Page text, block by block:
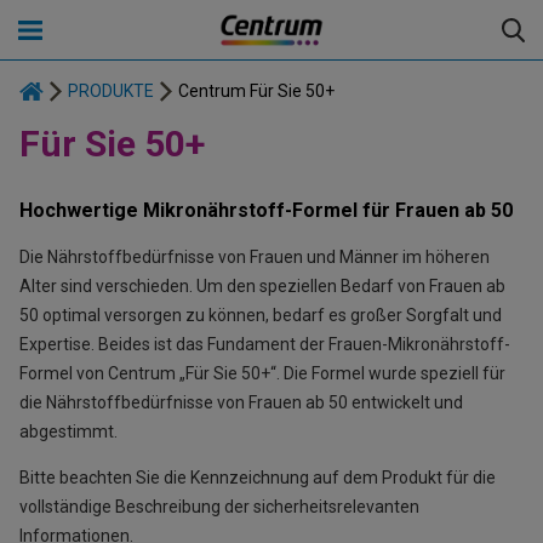
IHR PROFIL
Deutschland
Centrum Vital+ Nährstoffkomplexe
Knochen, Knorpel & Muskeln
Schlaf & Immunsystem
Haut, Haare & Nägel
Mentale Leistung
Centrum Frisch & Fruchtig
Frisch & Fruchtig Online kaufen
Centrum Für Sie
Für Sie Online kaufen
Für Ihn Online kaufen
Centrum Generation 50+
DAS NÄHRSTOFF-LEXIKON
UNSERE PHILOSOPHIE
PRODUKTE Centrum Für Sie 50+
Für Sie 50+
Hochwertige Mikronährstoff-Formel für Frauen ab 50
Die Nährstoffbedürfnisse von Frauen und Männer im höheren
Alter sind verschieden. Um den speziellen Bedarf von Frauen ab
50 optimal versorgen zu können, bedarf es großer Sorgfalt und
Expertise. Beides ist das Fundament der Frauen-Mikronährstoff-
Formel von Centrum „Für Sie 50+“. Die Formel wurde speziell für
die Nährstoffbedürfnisse von Frauen ab 50 entwickelt und
abgestimmt.
Bitte beachten Sie die Kennzeichnung auf dem Produkt für die
vollständige Beschreibung der sicherheitsrelevanten
Informationen.